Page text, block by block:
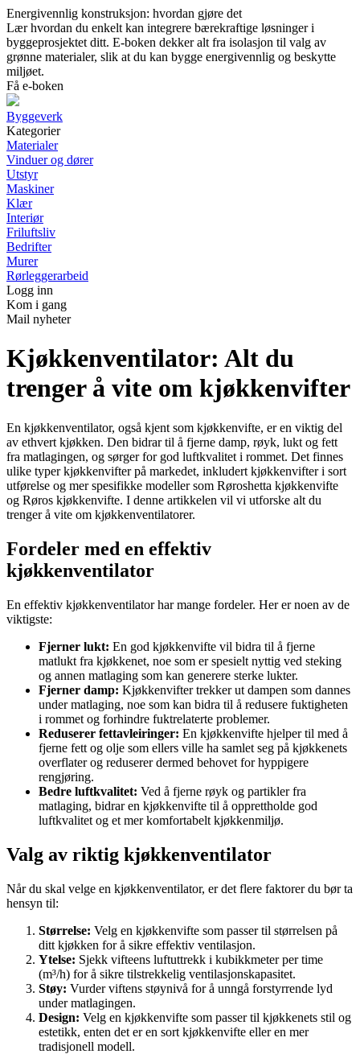
Energivennlig konstruksjon: hvordan gjøre det
Lær hvordan du enkelt kan integrere bærekraftige løsninger i
byggeprosjektet ditt. E-boken dekker alt fra isolasjon til valg av
grønne materialer, slik at du kan bygge energivennlig og beskytte
miljøet.
Få e-boken
Byggeverk
Kategorier
Materialer
Vinduer og dører
Utstyr
Maskiner
Klær
Interiør
Friluftsliv
Bedrifter
Murer
Rørleggerarbeid
Logg inn
Kom i gang
Mail nyheter
Kjøkkenventilator: Alt du
trenger å vite om kjøkkenvifter
En kjøkkenventilator, også kjent som kjøkkenvifte, er en viktig del
av ethvert kjøkken. Den bidrar til å fjerne damp, røyk, lukt og fett
fra matlagingen, og sørger for god luftkvalitet i rommet. Det finnes
ulike typer kjøkkenvifter på markedet, inkludert kjøkkenvifter i sort
utførelse og mer spesifikke modeller som Røroshetta kjøkkenvifte
og Røros kjøkkenvifte. I denne artikkelen vil vi utforske alt du
trenger å vite om kjøkkenventilatorer.
Fordeler med en effektiv
kjøkkenventilator
En effektiv kjøkkenventilator har mange fordeler. Her er noen av de
viktigste:
Fjerner lukt: En god kjøkkenvifte vil bidra til å fjerne
matlukt fra kjøkkenet, noe som er spesielt nyttig ved steking
og annen matlaging som kan generere sterke lukter.
Fjerner damp: Kjøkkenvifter trekker ut dampen som dannes
under matlaging, noe som kan bidra til å redusere fuktigheten
i rommet og forhindre fuktrelaterte problemer.
Reduserer fettavleiringer: En kjøkkenvifte hjelper til med å
fjerne fett og olje som ellers ville ha samlet seg på kjøkkenets
overflater og reduserer dermed behovet for hyppigere
rengjøring.
Bedre luftkvalitet: Ved å fjerne røyk og partikler fra
matlaging, bidrar en kjøkkenvifte til å opprettholde god
luftkvalitet og et mer komfortabelt kjøkkenmiljø.
Valg av riktig kjøkkenventilator
Når du skal velge en kjøkkenventilator, er det flere faktorer du bør ta
hensyn til:
Størrelse: Velg en kjøkkenvifte som passer til størrelsen på
ditt kjøkken for å sikre effektiv ventilasjon.
Ytelse: Sjekk vifteens luftuttrekk i kubikkmeter per time
(m³/h) for å sikre tilstrekkelig ventilasjonskapasitet.
Støy: Vurder viftens støynivå for å unngå forstyrrende lyd
under matlagingen.
Design: Velg en kjøkkenvifte som passer til kjøkkenets stil og
estetikk, enten det er en sort kjøkkenvifte eller en mer
tradisjonell modell.